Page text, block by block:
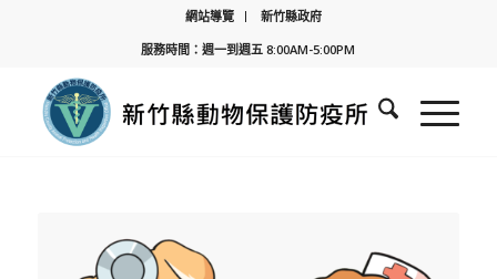
網站導覽
新竹縣政府
服務時間：週一到週五 8:00AM-5:00PM